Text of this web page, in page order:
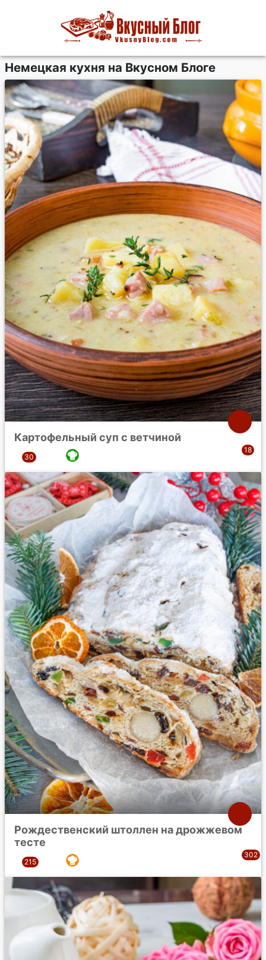
Немецкая кухня на Вкусном Блоге
Картофельный суп с ветчиной
Рождественский штоллен на дрожжевом
тесте